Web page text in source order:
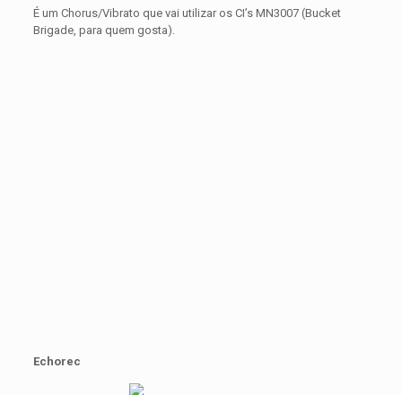
É um Chorus/Vibrato que vai utilizar os CI’s MN3007 (Bucket
Brigade, para quem gosta).
Echorec